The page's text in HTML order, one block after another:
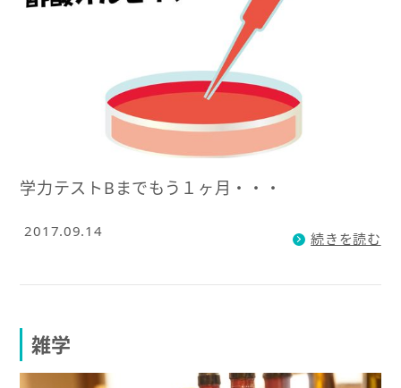
学力テストBまでもう１ヶ月・・・
2017.09.14 続きを読む
雑学